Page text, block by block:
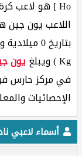
Ho ] هو لاعب كرة القدم جنسيته من دولة
اللاعب يون جين
بتاريخ 0 ميلادية وعمره
Kg ) ويبلغ
يون
في مركز حارس
الإحصائيات
أسماء لاعبي